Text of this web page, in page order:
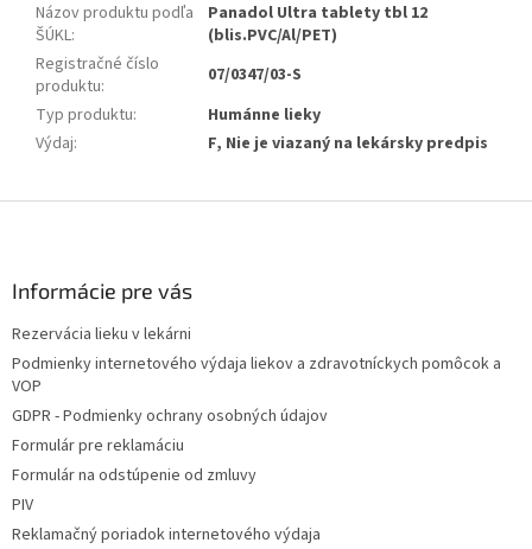
Názov produktu podľa
ŠÚKL:
Panadol Ultra tablety tbl 12
(blis.PVC/Al/PET)
Registračné číslo
produktu:
07/0347/03-S
Typ produktu:
Humánne lieky
Výdaj: F, Nie je viazaný na lekársky predpis
Informácie pre vás
Rezervácia lieku v lekárni
Podmienky internetového výdaja liekov a zdravotníckych pomôcok a
VOP
GDPR - Podmienky ochrany osobných údajov
Formulár pre reklamáciu
Formulár na odstúpenie od zmluvy
PIV
Reklamačný poriadok internetového výdaja